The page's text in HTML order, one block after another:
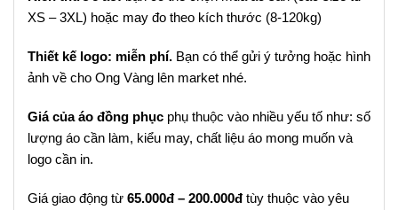
XS – 3XL) hoặc may đo theo kích thước (8-120kg)
Thiết kế logo: miễn phí. Bạn có thể gửi ý tưởng hoặc hình
ảnh về cho Ong Vàng lên market nhé.
Giá của áo đồng phục phụ thuộc vào nhiều yếu tố như: số
lượng áo cần làm, kiểu may, chất liệu áo mong muốn và
logo cần in.
Giá giao động từ 65.000đ – 200.000đtùy thuộc vào yêu